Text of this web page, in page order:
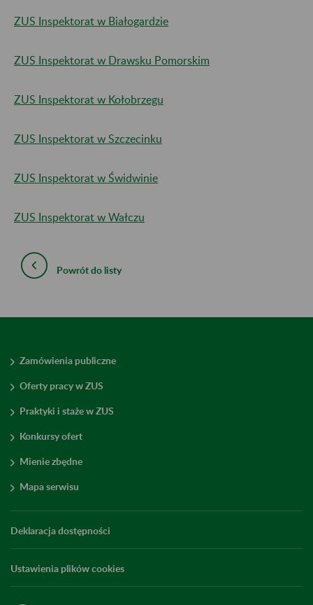
ZUS Inspektorat w Białogardzie
ZUS Inspektorat w Drawsku Pomorskim
ZUS Inspektorat w Kołobrzegu
ZUS Inspektorat w Szczecinku
ZUS Inspektorat w Świdwinie
ZUS Inspektorat w Wałczu
Powrót do listy
Zamówienia publiczne
Oferty pracy w ZUS
Praktyki i staże w ZUS
Konkursy ofert
Mienie zbędne
Mapa serwisu
Deklaracja dostępności
Ustawienia plików cookies